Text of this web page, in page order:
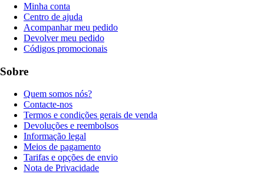
Minha conta
Centro de ajuda
Acompanhar meu pedido
Devolver meu pedido
Códigos promocionais
Sobre
Quem somos nós?
Contacte-nos
Termos e condições gerais de venda
Devoluções e reembolsos
Informação legal
Meios de pagamento
Tarifas e opções de envio
Nota de Privacidade